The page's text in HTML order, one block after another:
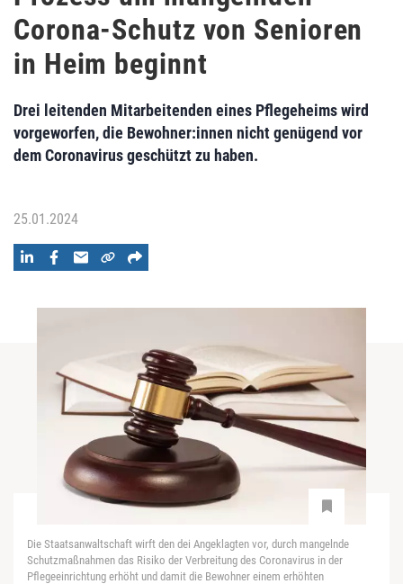
Corona-Schutz von Senioren
in Heim beginnt
Drei leitenden Mitarbeitenden eines Pflegeheims wird
vorgeworfen, die Bewohner:innen nicht genügend vor
dem Coronavirus geschützt zu haben.
25.01.2024
Die Staatsanwaltschaft wirft den dei Angeklagten vor, durch mangelnde
Schutzmaßnahmen das Risiko der Verbreitung des Coronavirus in der
Pflegeeinrichtung erhöht und damit die Bewohner einem erhöhten